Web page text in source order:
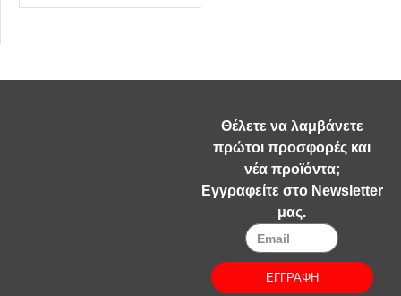
Θέλετε να λαμβάνετε
πρώτοι προσφορές και
νέα προϊόντα;
Εγγραφείτε στο Newsletter
μας.
ΕΓΓΡΑΦΗ